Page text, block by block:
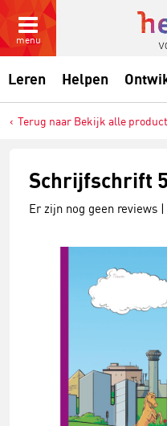
menu
Leren Helpen
Terug naar Bekijk alle
Schrijfschrift
Er zijn nog geen reviews |